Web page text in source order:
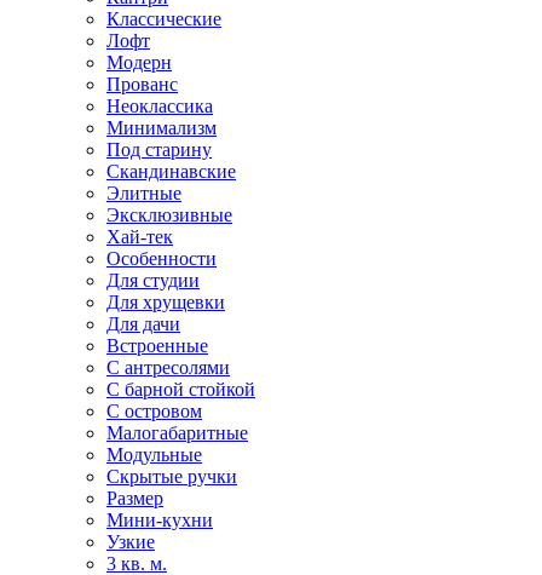
Классические
Лофт
Модерн
Прованс
Неоклассика
Минимализм
Под старину
Скандинавские
Элитные
Эксклюзивные
Хай-тек
Особенности
Для студии
Для хрущевки
Для дачи
Встроенные
С антресолями
С барной стойкой
С островом
Малогабаритные
Модульные
Скрытые ручки
Размер
Мини-кухни
Узкие
3 кв. м.